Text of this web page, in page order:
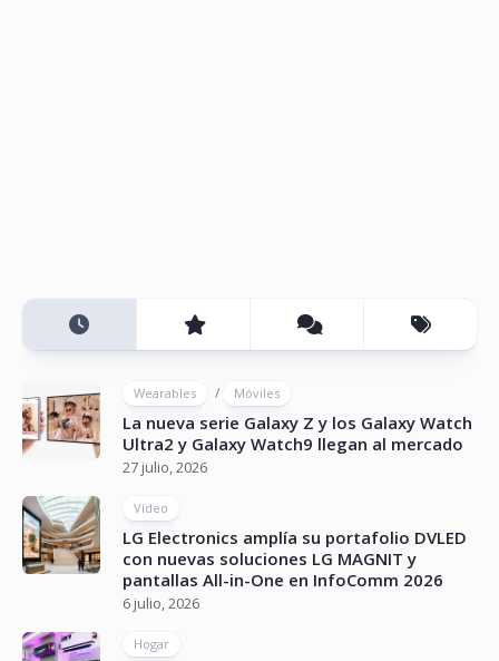
Wearables / Móviles
La nueva serie Galaxy Z y los Galaxy Watch
Ultra2 y Galaxy Watch9 llegan al mercado
27 julio, 2026
Vídeo
LG Electronics amplía su portafolio DVLED
con nuevas soluciones LG MAGNIT y
pantallas All-in-One en InfoComm 2026
6 julio, 2026
Hogar